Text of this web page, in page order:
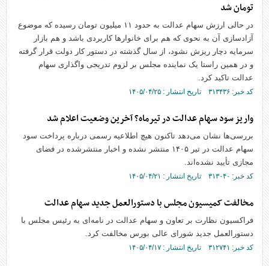
تومان شد
در حالی ارزش سهام عدالت به حدود ۱۱ میلیون تومان رسیده که موضوع
آزادسازی آن به نحوی که هم برای خانوارها کاربردی باشد و هم بازار
سرمایه دچار ریزش نشود، از سال گذشته در دستور کار دولت قرار گرفته
و در همین راستا یک نماینده مجلس بر لزوم تدریجی واگذاری سهام
عدالت تاکید کرد.
کد خبر: ۳۱۳۴۳۶ تاریخ انتشار : ۱۴۰۵/۰۴/۲۵
واریز سود سهام عدالت در تیرماه؟ آخرین وضعیت اعلام شد
بررسی‌ها نشان می‌دهد تاکنون هیچ اطلاعیه رسمی درباره پرداخت سود
سهام عدالت در تیر ۱۴۰۵ منتشر نشده و اخبار منتشرشده در فضای
مجازی تأیید نشده‌اند.
کد خبر: ۳۱۳۰۴۰ تاریخ انتشار : ۱۴۰۵/۰۴/۲۱
مخالفت کمیسیون مجلس با دستورالعمل جدید سهام عدالت
فراکسیون نظارت بر تعاون و سهام عدالت در نامه‌ای به رئیس مجلس با
دستورالعمل جدید شورای عالی بورس مخالفت کرد.
کد خبر: ۳۱۲۷۴۱ تاریخ انتشار : ۱۴۰۵/۰۴/۱۷